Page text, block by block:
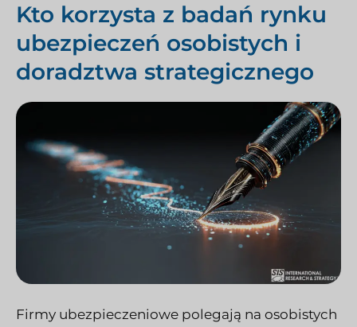
Kto korzysta z badań rynku
ubezpieczeń osobistych i
doradztwa strategicznego
Firmy ubezpieczeniowe polegają na osobistych